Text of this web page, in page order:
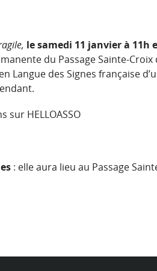
le samedi 11 janvier à 11h
du Passage Sainte-Croix
Langue des Signes française
sur HELLOASSO
: elle aura lieu au Passage